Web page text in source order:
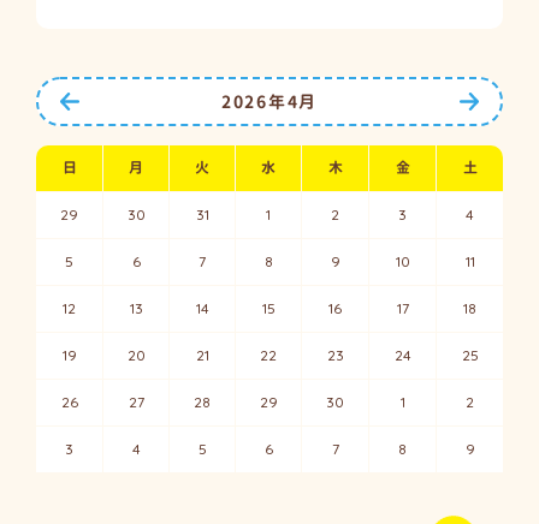
次の月
2026年4月
日 月 火 水 木 金 土
29 30 31 1 2 3 4
5 6 7 8 9 10 11
12 13 14 15 16 17 18
19 20 21 22 23 24 25
26 27 28 29 30 1 2
3 4 5 6 7 8 9